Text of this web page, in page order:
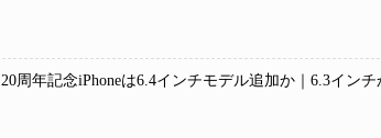
20周年記念iPhoneは6.4インチモデル追加か｜6.3イン